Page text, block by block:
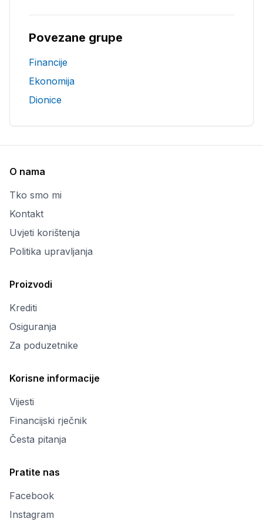
Povezane grupe
Financije
Ekonomija
Dionice
O nama
Tko smo mi
Kontakt
Uvjeti korištenja
Politika upravljanja
Proizvodi
Krediti
Osiguranja
Za poduzetnike
Korisne informacije
Vijesti
Financijski rječnik
Česta pitanja
Pratite nas
Facebook
Instagram